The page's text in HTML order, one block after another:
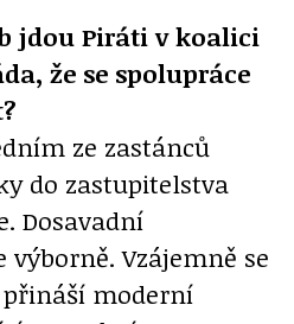
jdou Piráti v koalici
že se spolupráce
ze zastánců
do zastupitelstva
Dosavadní
Vzájemně se
moderní